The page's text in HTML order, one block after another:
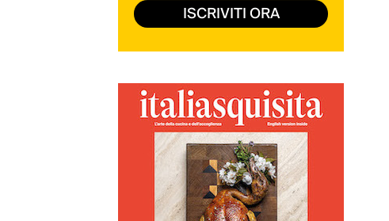
ISCRIVITI ORA